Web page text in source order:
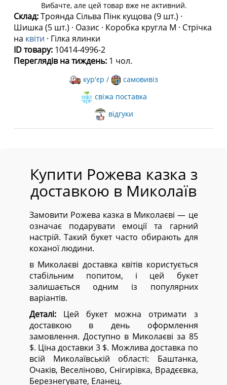
Вибачте, але цей товар вже не активний.
Склад:Троянда Сільва Пінк кущова (9 шт.) ·
Шишка (5 шт.) · Оазис · Коробка кругла M · Стрічка
на квіти · Гілка ялинки
ID товару: 10414-4996-2
Переглядів на тиждень: 1 чол.
кур'єр /
самовивіз
свіжа поставка
відгуки
Купити Рожева казка з
доставкою в Миколаїв
Замовити Рожева казка в Миколаєві — це
означає подарувати емоції та гарний
настрій. Такий букет часто обирають для
коханої людини.
в Миколаєві доставка квітів користується
стабільним попитом, і цей букет
залишається одним із популярних
варіантів.
Деталі:Цей букет можна отримати з
доставкою в день оформлення
замовлення. Доступно в Миколаєві за 85
$. Ціна доставки 3 $. Можлива доставка по
всій Миколаївській області: Баштанка,
Очаків, Веселіново, Снігирівка, Врадєєвка,
Березнегувате, Еланец.